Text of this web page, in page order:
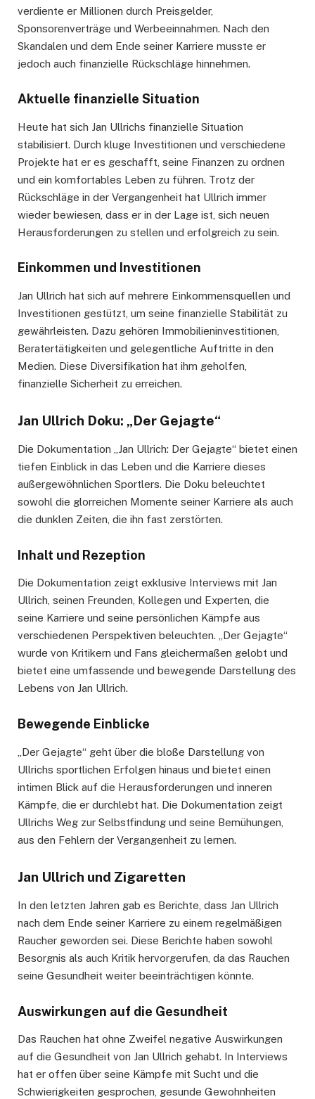
verdiente er Millionen durch Preisgelder,
Sponsorenverträge und Werbeeinnahmen. Nach den
Skandalen und dem Ende seiner Karriere musste er
jedoch auch finanzielle Rückschläge hinnehmen.
Aktuelle finanzielle Situation
Heute hat sich Jan Ullrichs finanzielle Situation
stabilisiert. Durch kluge Investitionen und verschiedene
Projekte hat er es geschafft, seine Finanzen zu ordnen
und ein komfortables Leben zu führen. Trotz der
Rückschläge in der Vergangenheit hat Ullrich immer
wieder bewiesen, dass er in der Lage ist, sich neuen
Herausforderungen zu stellen und erfolgreich zu sein.
Einkommen und Investitionen
Jan Ullrich hat sich auf mehrere Einkommensquellen und
Investitionen gestützt, um seine finanzielle Stabilität zu
gewährleisten. Dazu gehören Immobilieninvestitionen,
Beratertätigkeiten und gelegentliche Auftritte in den
Medien. Diese Diversifikation hat ihm geholfen,
finanzielle Sicherheit zu erreichen.
Jan Ullrich Doku: „Der Gejagte“
Die Dokumentation „Jan Ullrich: Der Gejagte“ bietet einen
tiefen Einblick in das Leben und die Karriere dieses
außergewöhnlichen Sportlers. Die Doku beleuchtet
sowohl die glorreichen Momente seiner Karriere als auch
die dunklen Zeiten, die ihn fast zerstörten.
Inhalt und Rezeption
Die Dokumentation zeigt exklusive Interviews mit Jan
Ullrich, seinen Freunden, Kollegen und Experten, die
seine Karriere und seine persönlichen Kämpfe aus
verschiedenen Perspektiven beleuchten. „Der Gejagte“
wurde von Kritikern und Fans gleichermaßen gelobt und
bietet eine umfassende und bewegende Darstellung des
Lebens von Jan Ullrich.
Bewegende Einblicke
„Der Gejagte“ geht über die bloße Darstellung von
Ullrichs sportlichen Erfolgen hinaus und bietet einen
intimen Blick auf die Herausforderungen und inneren
Kämpfe, die er durchlebt hat. Die Dokumentation zeigt
Ullrichs Weg zur Selbstfindung und seine Bemühungen,
aus den Fehlern der Vergangenheit zu lernen.
Jan Ullrich und Zigaretten
In den letzten Jahren gab es Berichte, dass Jan Ullrich
nach dem Ende seiner Karriere zu einem regelmäßigen
Raucher geworden sei. Diese Berichte haben sowohl
Besorgnis als auch Kritik hervorgerufen, da das Rauchen
seine Gesundheit weiter beeinträchtigen könnte.
Auswirkungen auf die Gesundheit
Das Rauchen hat ohne Zweifel negative Auswirkungen
auf die Gesundheit von Jan Ullrich gehabt. In Interviews
hat er offen über seine Kämpfe mit Sucht und die
Schwierigkeiten gesprochen, gesunde Gewohnheiten